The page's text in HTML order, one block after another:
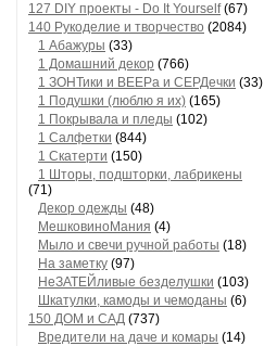
127 DIY проекты - Do It Yourself(67)
140 Рукоделие и творчество (2084)
1 Абажуры (33)
1 Домашний декор (766)
1 ЗОНТики и ВЕЕРа и СЕРДечки (33)
1 Подушки (люблю я их) (165)
1 Покрывала и пледы (102)
1 Салфетки (844)
1 Скатерти (150)
1 Шторы, подшторки, лабрикены
(71)
Декор одежды (48)
МешковиноМания (4)
Мыло и свечи ручной работы (18)
На заметку (97)
НеЗАТЕЙливые безделушки (103)
Шкатулки, камоды и чемоданы (6)
150 ДОМ и САД (737)
Вредители на даче и комары (14)